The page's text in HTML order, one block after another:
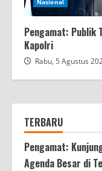
Nasional
Pengamat: Publik
Kapolri
Rabu, 5 Agustus
TERBARU
Pengamat:
Agenda Besar di